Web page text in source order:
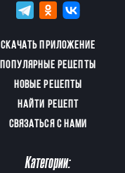
СКАЧАТЬ ПРИЛОЖЕНИЕ
ПОПУЛЯРНЫЕ РЕЦЕПТЫ
НОВЫЕ РЕЦЕПТЫ
НАЙТИ РЕЦЕПТ
СВЯЗАТЬСЯ С НАМИ
Категории: